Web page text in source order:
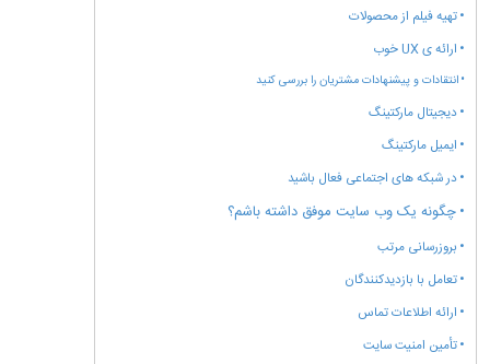
تهیه فیلم از محصولات
ارائه ی UX خوب
انتقادات و پیشنهادات مشتریان را بررسی کنید
دیجیتال مارکتینگ
ایمیل مارکتینگ
در شبکه های اجتماعی فعال باشید
چگونه یک وب سایت موفق داشته باشم؟
بروزرسانی مرتب
تعامل با بازدیدکنندگان
ارائه اطلاعات تماس
تأمین امنیت سایت